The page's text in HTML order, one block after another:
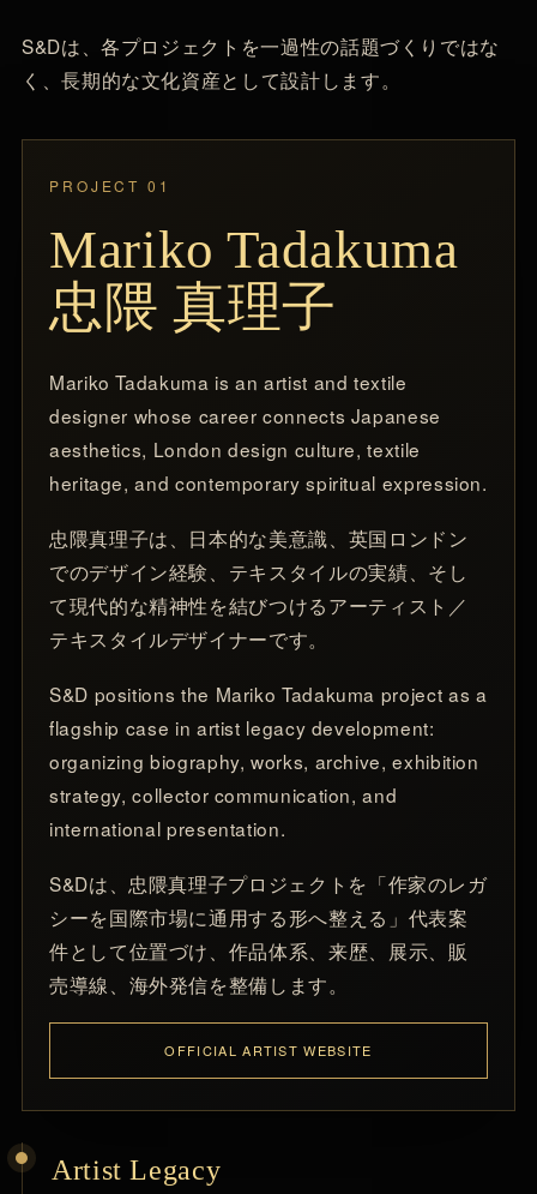
S&Dは、各プロジェクトを一過性の話題づくりではな
く、長期的な文化資産として設計します。
PROJECT 01
Mariko Tadakuma
忠隈 真理子
Mariko Tadakuma is an artist and textile
designer whose career connects Japanese
aesthetics, London design culture, textile
heritage, and contemporary spiritual expression.
忠隈真理子は、日本的な美意識、英国ロンドン
でのデザイン経験、テキスタイルの実績、そし
て現代的な精神性を結びつけるアーティスト／
テキスタイルデザイナーです。
S&D positions the Mariko Tadakuma project as a
flagship case in artist legacy development:
organizing biography, works, archive, exhibition
strategy, collector communication, and
international presentation.
S&Dは、忠隈真理子プロジェクトを「作家のレガ
シーを国際市場に通用する形へ整える」代表案
件として位置づけ、作品体系、来歴、展示、販
売導線、海外発信を整備します。
OFFICIAL ARTIST WEBSITE
Artist Legacy